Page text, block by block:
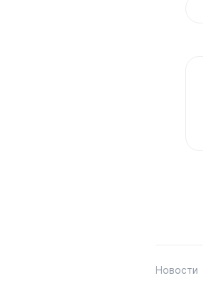
Новости